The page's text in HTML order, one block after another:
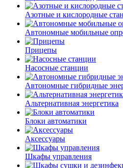
Азотные и кислородные
Автономные мобильные
Прицепы
Насосные станции
Автономные гибридные
Альтернативная энергетика
Блоки автоматики
Аксессуары
Шкафы управления